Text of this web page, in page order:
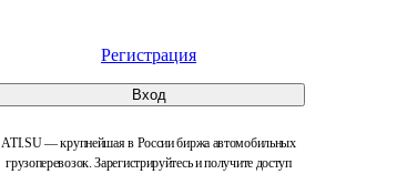
Регистрация
Вход
ATI.SU — крупнейшая в России биржа автомобильных
грузоперевозок. Зарегистрируйтесь и получите доступ